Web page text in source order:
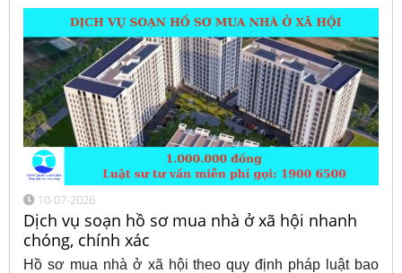
10-07-2026
Dịch vụ soạn hồ sơ mua nhà ở xã hội nhanh
chóng, chính xác
Hồ sơ mua nhà ở xã hội theo quy định pháp luật bao